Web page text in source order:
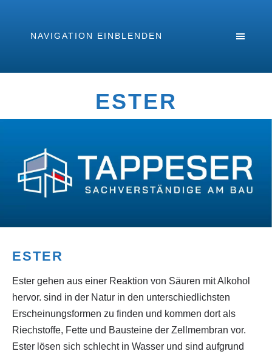
NAVIGATION EINBLENDEN
ESTER
ESTER
Ester gehen aus einer Reaktion von Säuren mit Alkohol
hervor. sind in der Natur in den unterschiedlichsten
Erscheinungsformen zu finden und kommen dort als
Riechstoffe, Fette und Bausteine der Zellmembran vor.
Ester lösen sich schlecht in Wasser und sind aufgrund